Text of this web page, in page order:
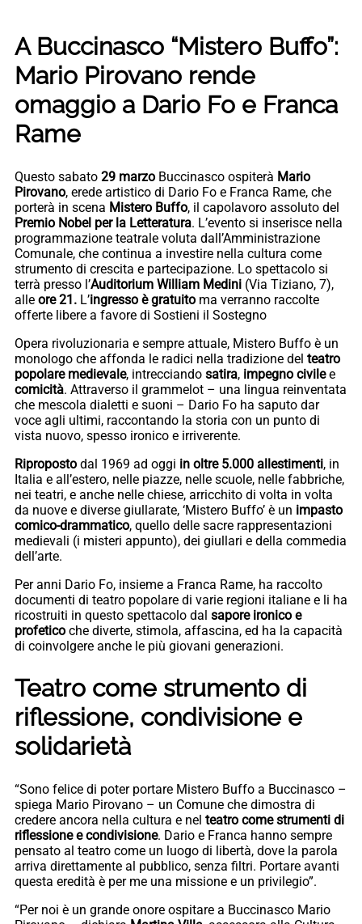
A Buccinasco “Mistero Buffo”:
Mario Pirovano rende
omaggio a Dario Fo e Franca
Rame
Questo sabato 29 marzo Buccinasco ospiterà Mario
Pirovano, erede artistico di Dario Fo e Franca Rame, che
porterà in scena Mistero Buffo, il capolavoro assoluto del
Premio Nobel per la Letteratura. L’evento si inserisce nella
programmazione teatrale voluta dall’Amministrazione
Comunale, che continua a investire nella cultura come
strumento di crescita e partecipazione. Lo spettacolo si
terrà presso l’Auditorium William Medini (Via Tiziano, 7),
alle ore 21. L’ingresso è gratuito ma verranno raccolte
offerte libere a favore di Sostieni il Sostegno
Opera rivoluzionaria e sempre attuale, Mistero Buffo è un
monologo che affonda le radici nella tradizione del teatro
popolare medievale, intrecciando satira, impegno civilee
comicità. Attraverso il grammelot – una lingua reinventata
che mescola dialetti e suoni – Dario Fo ha saputo dar
voce agli ultimi, raccontando la storia con un punto di
vista nuovo, spesso ironico e irriverente.
Riproposto dal 1969 ad oggi in oltre 5.000 allestimenti, in
Italia e all’estero, nelle piazze, nelle scuole, nelle fabbriche,
nei teatri, e anche nelle chiese, arricchito di volta in volta
da nuove e diverse giullarate, ‘Mistero Buffo’ è un impasto
comico-drammatico, quello delle sacre rappresentazioni
medievali (i misteri appunto), dei giullari e della commedia
dell’arte.
Per anni Dario Fo, insieme a Franca Rame, ha raccolto
documenti di teatro popolare di varie regioni italiane e li ha
ricostruiti in questo spettacolo dal sapore ironico e
profetico che diverte, stimola, affascina, ed ha la capacità
di coinvolgere anche le più giovani generazioni.
Teatro come strumento di
riflessione, condivisione e
solidarietà
“Sono felice di poter portare Mistero Buffo a Buccinasco –
spiega Mario Pirovano – un Comune che dimostra di
credere ancora nella cultura e nel teatro come strumenti di
riflessione e condivisione. Dario e Franca hanno sempre
pensato al teatro come un luogo di libertà, dove la parola
arriva direttamente al pubblico, senza filtri. Portare avanti
questa eredità è per me una missione e un privilegio”.
“Per noi è un grande onore ospitare a Buccinasco Mario